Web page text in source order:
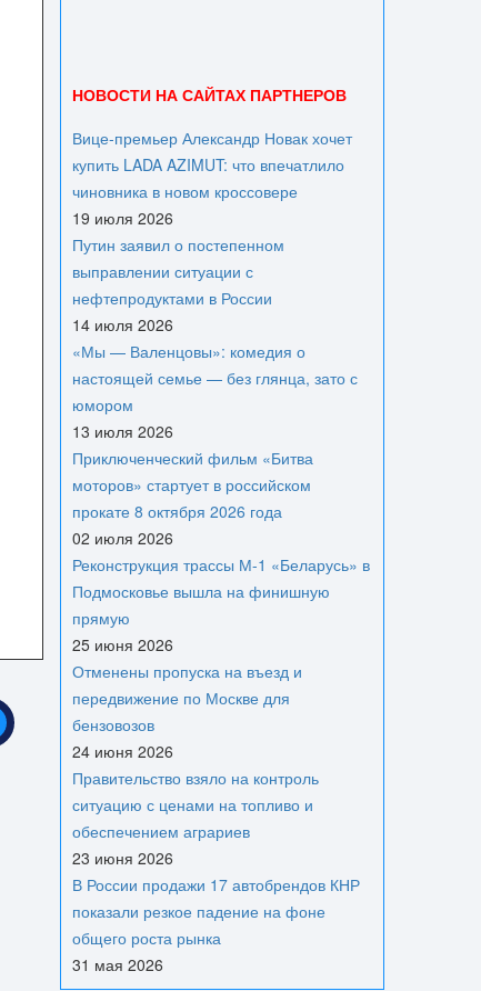
НОВОСТИ НА САЙТАХ ПАРТНЕРОВ
Вице‑премьер Александр Новак хочет
купить LADA AZIMUT: что впечатлило
чиновника в новом кроссовере
19 июля 2026
Путин заявил о постепенном
выправлении ситуации с
нефтепродуктами в России
14 июля 2026
«Мы — Валенцовы»: комедия о
настоящей семье — без глянца, зато с
юмором
13 июля 2026
Приключенческий фильм «Битва
моторов» стартует в российском
прокате 8 октября 2026 года
02 июля 2026
Реконструкция трассы М-1 «Беларусь» в
Подмосковье вышла на финишную
прямую
25 июня 2026
Отменены пропуска на въезд и
передвижение по Москве для
бензовозов
24 июня 2026
Правительство взяло на контроль
ситуацию с ценами на топливо и
обеспечением аграриев
23 июня 2026
В России продажи 17 автобрендов КНР
показали резкое падение на фоне
общего роста рынка
31 мая 2026